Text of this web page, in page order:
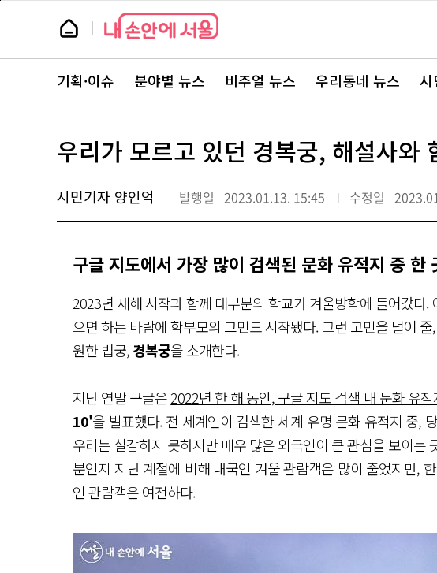
본
뉴
스
뉴
스
주
서
바
로
기획·이슈 분야별 뉴스 비주얼 뉴스 우리동네 뉴스 시
우리가 모르고 있던 경복궁, 해설사와
시민기자 양인억 발행일 2023.01.13. 15:45 수정일
구글 지도에서 가장 많이 검색된 문화 유적지 중 한
2023년 새해 시작과 함께 대부분의 학교가 겨울방학에 들어갔다
으면 하는 바람에 학부모의 고민도 시작됐다. 그런 고민을 덜어
원한 법궁,경복궁을 소개한다.
지난 연말 구글은2022년 한 해 동안, 구글 지도 검색 내 문화 유
10'을 발표했다. 전 세계인이 검색한 세계 유명 문화 유적지 중,
우리는 실감하지 못하지만 매우 많은 외국인이 큰 관심을 보이는
분인지 지난 계절에 비해 내국인 겨울 관람객은 많이 줄었지만,
인 관람객은 여전하다.
페